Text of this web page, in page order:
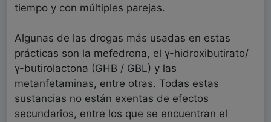
tiempo y con múltiples parejas.
Algunas de las drogas más usadas en estas
prácticas son la mefedrona, el γ-hidroxibutirato/
γ-butirolactona (GHB / GBL) y las
metanfetaminas, entre otras. Todas estas
sustancias no están exentas de efectos
secundarios, entre los que se encuentran el